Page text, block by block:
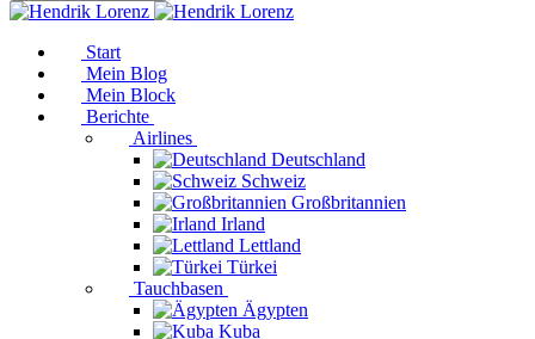
Start
Mein Blog
Mein Block
Berichte
Airlines
Deutschland
Schweiz
Großbritannien
Irland
Lettland
Türkei
Tauchbasen
Ägypten
Kuba